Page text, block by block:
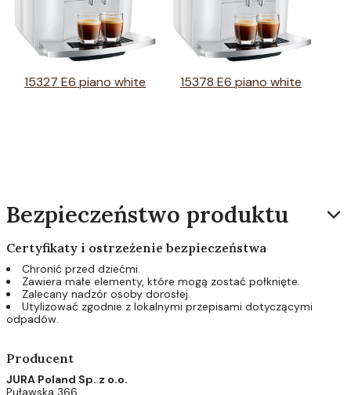
15327 E6 piano white 15378 E6 piano white
Bezpieczeństwo produktu
Certyfikaty i ostrzeżenie bezpieczeństwa
Chronić przed dziećmi.
Zawiera małe elementy, które mogą zostać połknięte.
Zalecany nadzór osoby dorosłej.
Utylizować zgodnie z lokalnymi przepisami dotyczącymi
odpadów.
Producent
JURA Poland Sp. z o.o.
Puławska 366